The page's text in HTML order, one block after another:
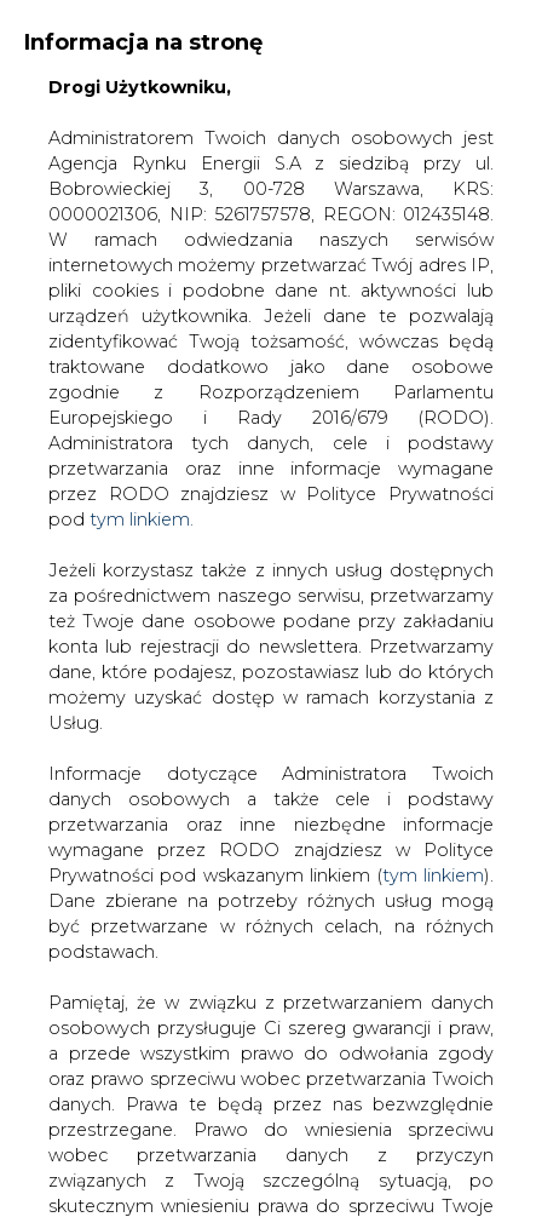
KONTAKT:
WYDAWCA PORTALU:
WYSOKI KONTRAST WIELKOŚĆ TEKSTU A A
ZALOGUJ SIĘ
WŁĄCZ CIRE.TV
Informacja na stronę
Drogi Użytkowniku,
Administratorem Twoich danych osobowych jest
Agencja Rynku Energii S.A z siedzibą przy ul.
Bobrowieckiej 3, 00-728 Warszawa, KRS:
0000021306, NIP: 5261757578, REGON: 012435148.
W ramach odwiedzania naszych serwisów
internetowych możemy przetwarzać Twój adres IP,
pliki cookies i podobne dane nt. aktywności lub
urządzeń użytkownika. Jeżeli dane te pozwalają
zidentyfikować Twoją tożsamość, wówczas będą
traktowane dodatkowo jako dane osobowe
zgodnie z Rozporządzeniem Parlamentu
Europejskiego i Rady 2016/679 (RODO).
Administratora tych danych, cele i podstawy
przetwarzania oraz inne informacje wymagane
przez RODO znajdziesz w Polityce Prywatności
pod tym linkiem.
Jeżeli korzystasz także z innych usług dostępnych
za pośrednictwem naszego serwisu, przetwarzamy
też Twoje dane osobowe podane przy zakładaniu
konta lub rejestracji do newslettera. Przetwarzamy
dane, które podajesz, pozostawiasz lub do których
możemy uzyskać dostęp w ramach korzystania z
Usług.
Informacje dotyczące Administratora Twoich
danych osobowych a także cele i podstawy
przetwarzania oraz inne niezbędne informacje
wymagane przez RODO znajdziesz w Polityce
Prywatności pod wskazanym linkiem (tym linkiem).
Dane zbierane na potrzeby różnych usług mogą
być przetwarzane w różnych celach, na różnych
podstawach.
Pamiętaj, że w związku z przetwarzaniem danych
osobowych przysługuje Ci szereg gwarancji i praw,
a przede wszystkim prawo do odwołania zgody
oraz prawo sprzeciwu wobec przetwarzania Twoich
danych. Prawa te będą przez nas bezwzględnie
przestrzegane. Prawo do wniesienia sprzeciwu
wobec przetwarzania danych z przyczyn
związanych z Twoją szczególną sytuacją, po
skutecznym wniesieniu prawa do sprzeciwu Twoje
Strona główna
SERWIS INFORMACYJNY CIRE
Modernizacja baterii koksowniczej w Dąbrowie
Górniczej ze wsparciem publicznym
drukuj
skomentuj
udostępnij
Modernizacja baterii koksowniczej
w Dąbrowie Górniczej ze
wsparciem publicznym